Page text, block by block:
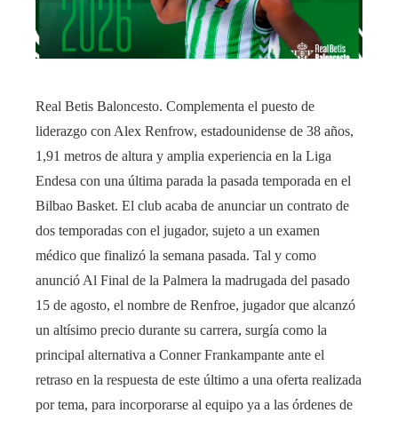
Real Betis Baloncesto. Complementa el puesto de
liderazgo con Alex Renfrow, estadounidense de 38 años,
1,91 metros de altura y amplia experiencia en la Liga
Endesa con una última parada la pasada temporada en el
Bilbao Basket. El club acaba de anunciar un contrato de
dos temporadas con el jugador, sujeto a un examen
médico que finalizó la semana pasada. Tal y como
anunció Al Final de la Palmera la madrugada del pasado
15 de agosto, el nombre de Renfroe, jugador que alcanzó
un altísimo precio durante su carrera, surgía como la
principal alternativa a Conner Frankampante ante el
retraso en la respuesta de este último a una oferta realizada
por tema, para incorporarse al equipo ya a las órdenes de